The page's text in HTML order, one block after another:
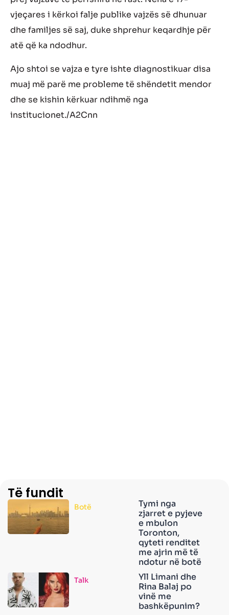
vjeçares i kërkoi falje publike vajzës së dhunuar
dhe familjes së saj, duke shprehur keqardhje për
atë që ka ndodhur.
Ajo shtoi se vajza e tyre ishte diagnostikuar disa
muaj më parë me probleme të shëndetit mendor
dhe se kishin kërkuar ndihmë nga
institucionet./A2Cnn
Të fundit
Botë
Tymi nga
zjarret e pyjeve
e mbulon
Toronton,
qyteti renditet
me ajrin më të
ndotur në botë
Talk
Yll Limani dhe
Rina Balaj po
vinë me
bashkëpunim?